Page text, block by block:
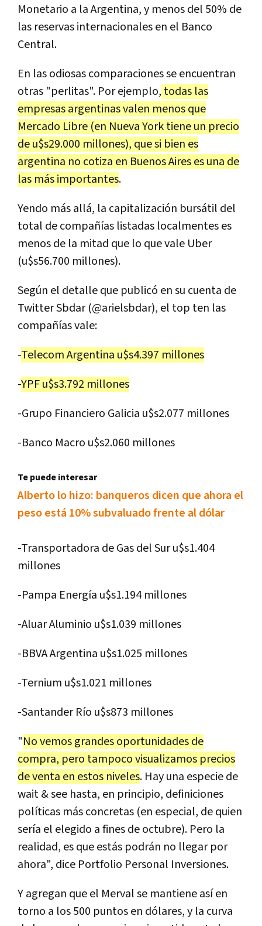
Monetario a la Argentina, y menos del 50% de
las reservas internacionales en el Banco
Central.
En las odiosas comparaciones se encuentran
otras "perlitas". Por ejemplo, todas las
empresas argentinas valen menos que
Mercado Libre (en Nueva York tiene un precio
de u$s29.000 millones), que si bien es
argentina no cotiza en Buenos Aires es una de
las más importantes.
Yendo más allá, la capitalización bursátil del
total de compañías listadas localmentes es
menos de la mitad que lo que vale Uber
(u$s56.700 millones).
Según el detalle que publicó en su cuenta de
Twitter Sbdar (@arielsbdar), el top ten las
compañías vale:
-Telecom Argentina u$s4.397 millones
-YPF u$s3.792 millones
-Grupo Financiero Galicia u$s2.077 millones
-Banco Macro u$s2.060 millones
Te puede interesar
Alberto lo hizo: banqueros dicen que ahora el
peso está 10% subvaluado frente al dólar
-Transportadora de Gas del Sur u$s1.404
millones
-Pampa Energía u$s1.194 millones
-Aluar Aluminio u$s1.039 millones
-BBVA Argentina u$s1.025 millones
-Ternium u$s1.021 millones
-Santander Río u$s873 millones
"No vemos grandes oportunidades de
compra, pero tampoco visualizamos precios
de venta en estos niveles. Hay una especie de
wait & see hasta, en principio, definiciones
políticas más concretas (en especial, de quien
sería el elegido a fines de octubre). Pero la
realidad, es que estás podrán no llegar por
ahora", dice Portfolio Personal Inversiones.
Y agregan que el Merval se mantiene así en
torno a los 500 puntos en dólares, y la curva